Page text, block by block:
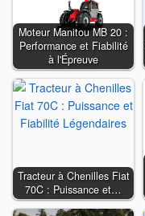
Moteur Manitou MB 20 :
Performance et Fiabilité
à l'Épreuve
Tracteur à Chenilles Fiat
70C : Puissance et…